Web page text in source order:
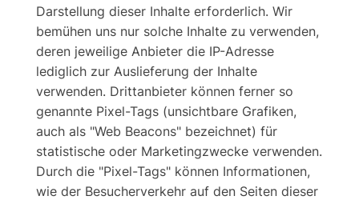
Darstellung dieser Inhalte erforderlich. Wir
bemühen uns nur solche Inhalte zu verwenden,
deren jeweilige Anbieter die IP-Adresse
lediglich zur Auslieferung der Inhalte
verwenden. Drittanbieter können ferner so
genannte Pixel-Tags (unsichtbare Grafiken,
auch als "Web Beacons" bezeichnet) für
statistische oder Marketingzwecke verwenden.
Durch die "Pixel-Tags" können Informationen,
wie der Besucherverkehr auf den Seiten dieser